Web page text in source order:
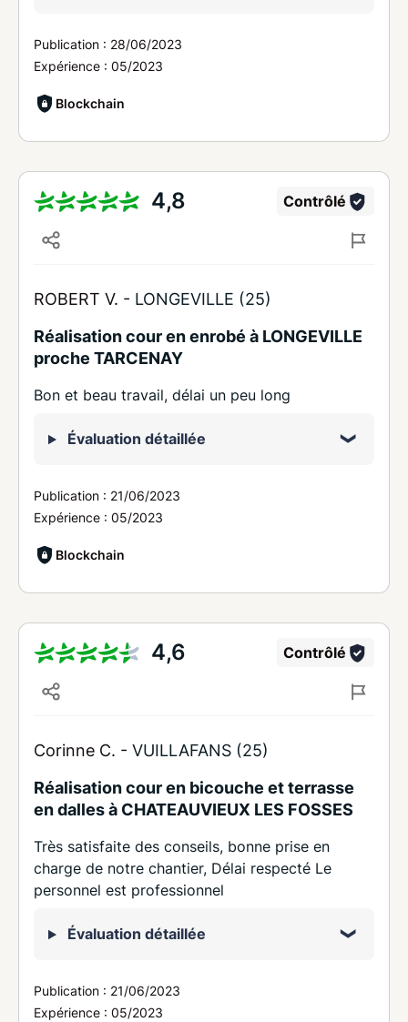
Publication : 28/06/2023
Expérience : 05/2023
Blockchain
4,8 Contrôlé
ROBERT V. - LONGEVILLE (25)
Réalisation cour en enrobé à LONGEVILLE
proche TARCENAY
Bon et beau travail, délai un peu long
Évaluation détaillée
Publication : 21/06/2023
Expérience : 05/2023
Blockchain
4,6 Contrôlé
Corinne C. - VUILLAFANS (25)
Réalisation cour en bicouche et terrasse
en dalles à CHATEAUVIEUX LES FOSSES
Très satisfaite des conseils, bonne prise en
charge de notre chantier, Délai respecté Le
personnel est professionnel
Évaluation détaillée
Publication : 21/06/2023
Expérience : 05/2023